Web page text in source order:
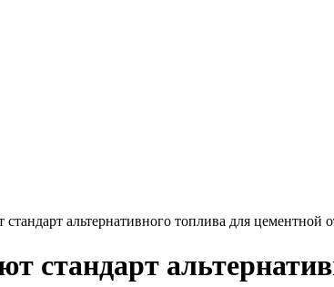
стандарт альтернативного топлива для цементной
стандарт